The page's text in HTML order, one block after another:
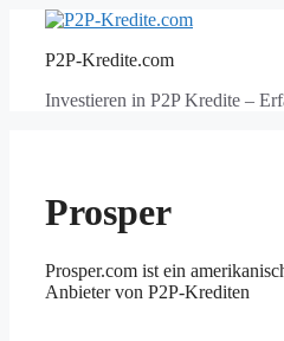
springenP2P-Kredite.com
Investieren in P2P Kredite –
Prosper
Prosper.com ist ein
Anbieter von P2P-Krediten